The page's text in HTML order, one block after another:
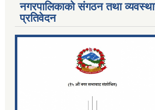
नगरपालिकाको संगठन तथा
प्रतिवेदन